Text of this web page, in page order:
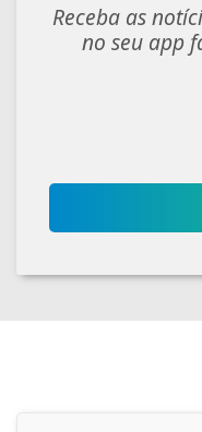
Receba as
no seu app